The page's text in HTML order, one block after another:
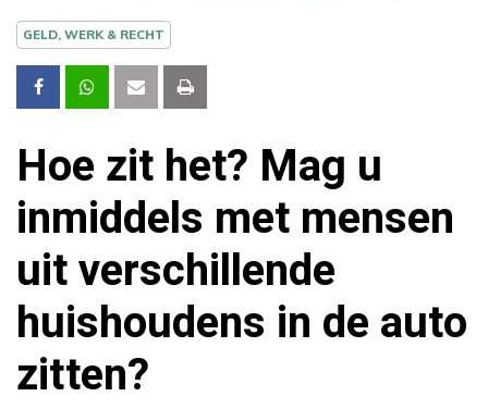
GELD, WERK & RECHT
Hoe zit het? Mag u
inmiddels met mensen
uit verschillende
huishoudens in de auto
zitten?